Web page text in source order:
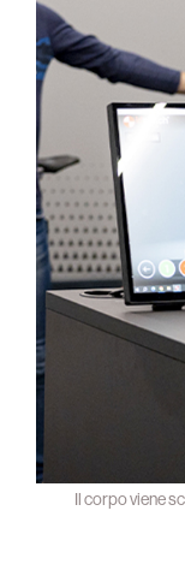
Il corpo viene